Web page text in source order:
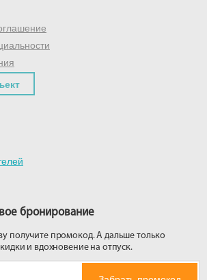
бронирование
получите промокод. А дальше только
и вдохновение на отпуск.